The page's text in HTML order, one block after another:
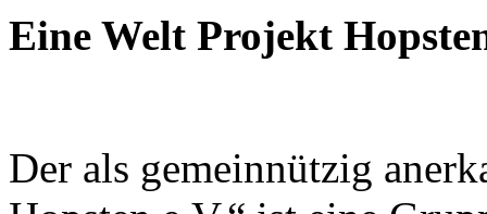
Eine Welt Projekt
Der als gemeinnützig